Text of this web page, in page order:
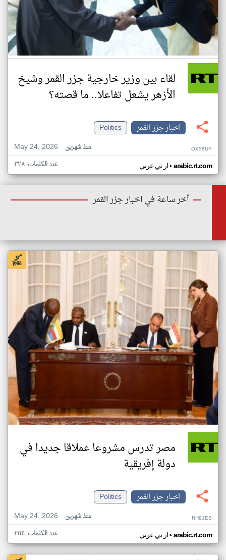
لقاء بين وزير خارجية جزر القمر وشيخ
الأزهر يشعل تفاعلا.. ما قصته؟
اخبار جزر القمر
Politics
May 24, 2026
منذ شهرين OX58UY
ار تي عربي• arabic.rt.com عدد الكلمات: ٣٢٨
أخر ساعة في اخبار جزر القمر
مصر تدرس مشروعا عملاقا جديدا في
دولة إفريقية
اخبار جزر القمر
Politics
May 24, 2026
منذ شهرين NH91ES
ار تي عربي• arabic.rt.com عدد الكلمات: ٢٥٤